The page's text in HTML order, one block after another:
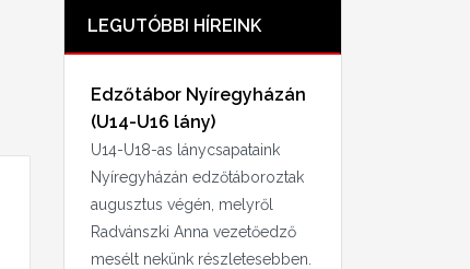
LEGUTÓBBI HÍREINK
Edzőtábor Nyíregyházán
(U14-U16 lány)
U14-U18-as lánycsapataink
Nyíregyházán edzőtáboroztak
augusztus végén, melyről
Radvánszki Anna vezetőedző
mesélt nekünk részletesebben.